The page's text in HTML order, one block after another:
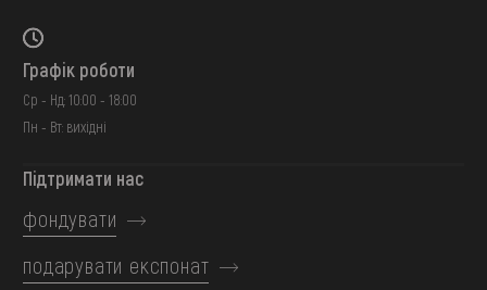
Графік роботи
Ср - Нд: 10:00 - 18:00
Пн - Вт: вихідні
Підтримати нас
фондувати
подарувати експонат